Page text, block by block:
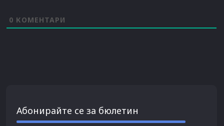
0 КОМЕНТАРИ
Абонирайте се за бюлетин